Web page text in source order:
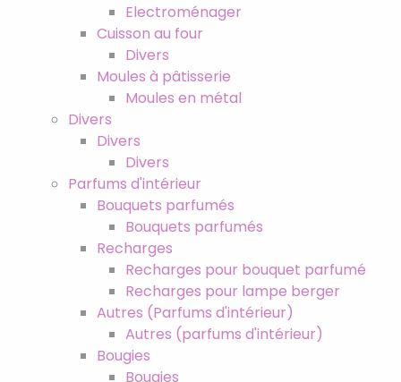
Electroménager
Cuisson au four
Divers
Moules à pâtisserie
Moules en métal
Divers
Divers
Divers
Parfums d'intérieur
Bouquets parfumés
Bouquets parfumés
Recharges
Recharges pour bouquet parfumé
Recharges pour lampe berger
Autres (Parfums d'intérieur)
Autres (parfums d'intérieur)
Bougies
Bougies